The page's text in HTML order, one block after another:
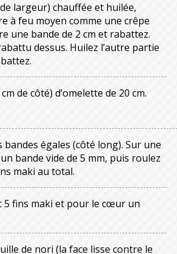
largeur) chauffée et huilée,
à feu moyen comme une crêpe
une bande de 2 cm et rabattez.
dessus. Huilez l’autre partie
de côté) d’omelette de 20 cm.
égales (côté long). Sur une
bande vide de 5 mm, puis roulez
maki au total.
5 fins maki et pour le cœur un
de nori (la face lisse contre le